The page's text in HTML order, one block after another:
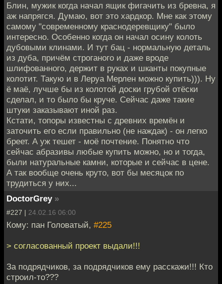
Блин, мужик когда начал ящик фигачить из бревна, я
аж напрягся. Думаю, вот это хардкор. Мне как этому
самому "современному краснодеревщику" было
интересно. Особенно когда он начал осину колоть
дубовыми клинами. И тут бац - нормальную деталь
из дуба, причём строганого и даже вроде
шлифованного, держит в руках и шканты покупные
колотит. Такую и в Леруа Мерлен можно купить))). Ну
ё маё, лучше бы из колотой доски грубой отёски
сделал, и то было бы круче. Сейчас даже такие
штуки заказывают иной раз.
Кстати, топоры известны с древних времён и
заточить его если правильно (не наждак) - он легко
бреет. А уж тешет - моё почтение. Понятно что
сейчас абразивы любые купить можно, но и тогда,
были натуральные камни, которые и сейчас в цене.
А так вообще очень круто, вот бы месяцок по
трудиться у них...
DoctorGrey »
#227 | 24.02.16 06:00
Кому: пан Головатый, #225
> согласованный проект выдали!!!
За подрядчиков, за подрядчиков ему расскажи!!! Кто
строил-то???